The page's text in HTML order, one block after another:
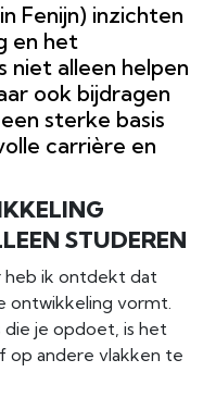
Fenijn) inzichten
en het
niet alleen helpen
ook bijdragen
sterke basis
carrière en
STUDEREN
heb ik ontdekt dat
ontwikkeling vormt.
die je opdoet, is het
op andere vlakken te